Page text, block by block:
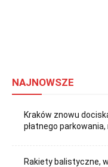
NAJNOWSZE
Kraków znowu
płatnego
Rakiety balistyczne,